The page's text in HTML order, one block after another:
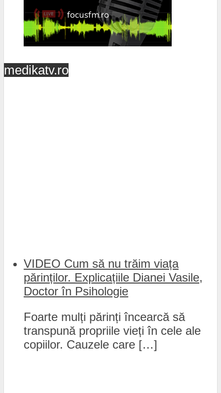
medikatv.ro
VIDEO Cum să nu trăim viața
părinților. Explicațiile Dianei Vasile,
Doctor în Psihologie
Foarte mulți părinți încearcă să
transpună propriile vieți în cele ale
copiilor. Cauzele care […]